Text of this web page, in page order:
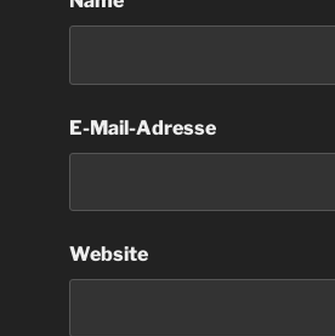
E-Mail-Adresse
Website